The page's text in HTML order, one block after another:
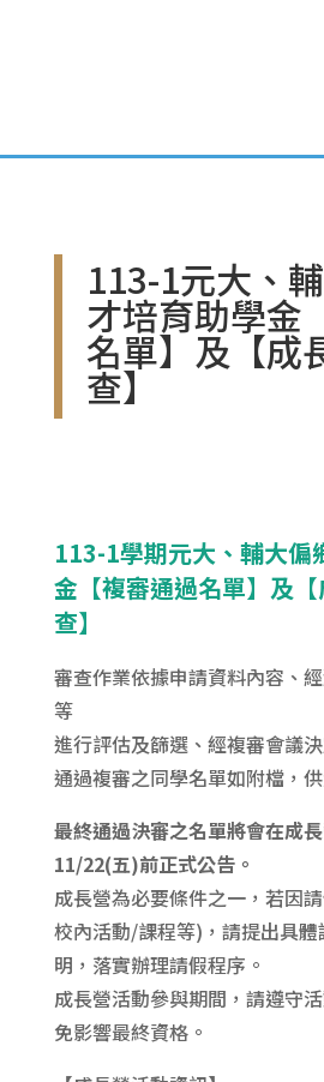
113-1元大、
才培育助學金
名單】及【成
查】
113-1學期元大、輔大偏
金【複審通過名單】及
查】
審查作業依據申請資料內容、
等
進行評估及篩選、經複審會議
通過複審之同學名單如附檔，
最終通過決審之名單將會在成
11/22(五)前正式公告。
成長營為必要條件之一，若因
校內活動/課程等)，請提出具
明，落實辦理請假程序。
成長營活動參與期間，請遵守
免影響最終資格。